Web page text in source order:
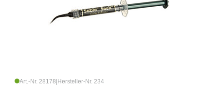
Art.-Nr. 28178 Hersteller-Nr. 234